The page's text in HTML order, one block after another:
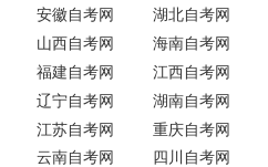
安徽自考网
湖北自考网
山西自考网
海南自考网
福建自考网
江西自考网
辽宁自考网
湖南自考网
江苏自考网
重庆自考网
云南自考网
四川自考网